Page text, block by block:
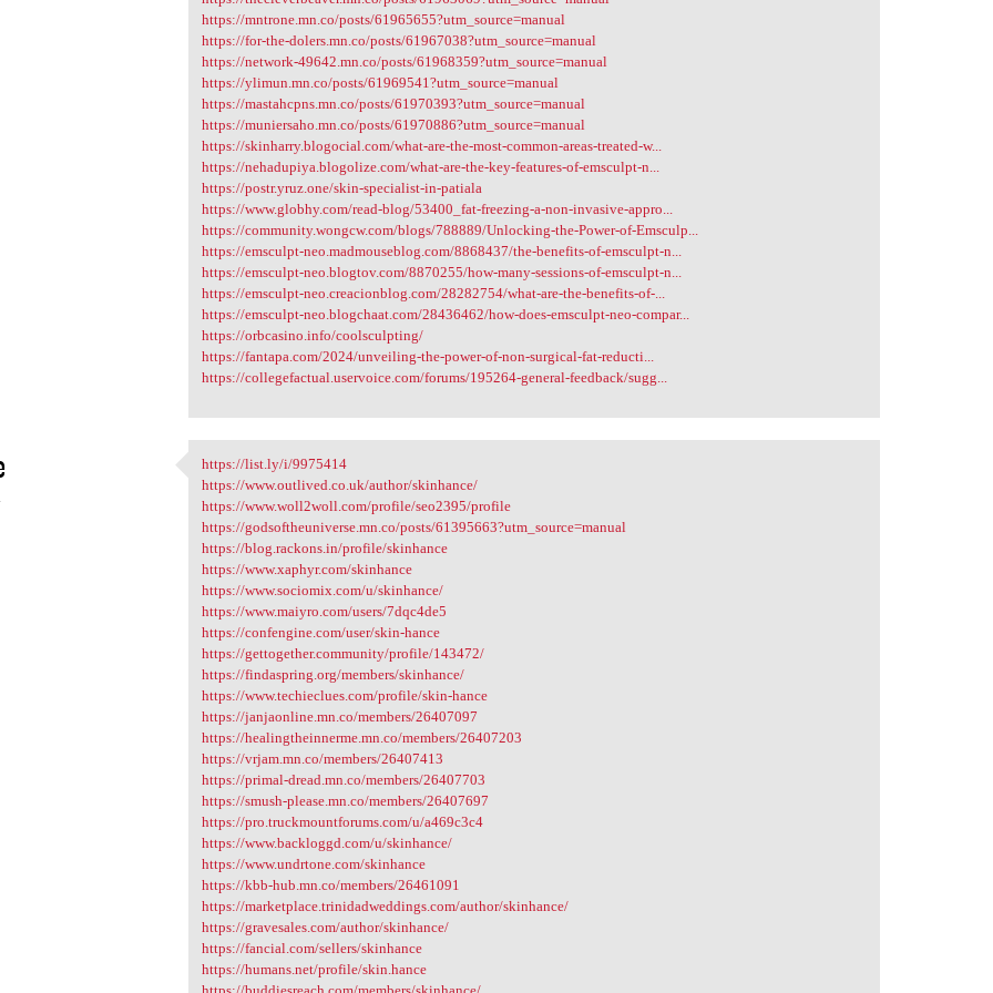
https://mntrone.mn.co/posts/61965655?utm_source=manual
https://for-the-dolers.mn.co/posts/61967038?utm_source=manual
https://network-49642.mn.co/posts/61968359?utm_source=manual
https://ylimun.mn.co/posts/61969541?utm_source=manual
https://mastahcpns.mn.co/posts/61970393?utm_source=manual
https://muniersaho.mn.co/posts/61970886?utm_source=manual
https://skinharry.blogocial.com/what-are-the-most-common-areas-treated-w...
https://nehadupiya.blogolize.com/what-are-the-key-features-of-emsculpt-n...
https://postr.yruz.one/skin-specialist-in-patiala
https://www.globhy.com/read-blog/53400_fat-freezing-a-non-invasive-appro...
https://community.wongcw.com/blogs/788889/Unlocking-the-Power-of-Emsculp...
https://emsculpt-neo.madmouseblog.com/8868437/the-benefits-of-emsculpt-n...
https://emsculpt-neo.blogtov.com/8870255/how-many-sessions-of-emsculpt-n...
https://emsculpt-neo.creacionblog.com/28282754/what-are-the-benefits-of-...
https://emsculpt-neo.blogchaat.com/28436462/how-does-emsculpt-neo-compar...
https://orbcasino.info/coolsculpting/
https://fantapa.com/2024/unveiling-the-power-of-non-surgical-fat-reducti...
https://collegefactual.uservoice.com/forums/195264-general-feedback/sugg...
https://list.ly/i/9975414
https://list.ly/i/9975414
https://www.outlived.co.uk/author/skinhance/
https://www.woll2woll.com/profile/seo2395/profile
https://godsoftheuniverse.mn.co/posts/61395663?utm_source=manual
https://blog.rackons.in/profile/skinhance
https://www.xaphyr.com/skinhance
https://www.sociomix.com/u/skinhance/
https://www.maiyro.com/users/7dqc4de5
https://confengine.com/user/skin-hance
https://gettogether.community/profile/143472/
https://findaspring.org/members/skinhance/
https://www.techieclues.com/profile/skin-hance
https://janjaonline.mn.co/members/26407097
https://healingtheinnerme.mn.co/members/26407203
https://vrjam.mn.co/members/26407413
https://primal-dread.mn.co/members/26407703
https://smush-please.mn.co/members/26407697
https://pro.truckmountforums.com/u/a469c3c4
https://www.backloggd.com/u/skinhance/
https://www.undrtone.com/skinhance
https://kbb-hub.mn.co/members/26461091
https://marketplace.trinidadweddings.com/author/skinhance/
https://gravesales.com/author/skinhance/
https://fancial.com/sellers/skinhance
https://humans.net/profile/skin.hance